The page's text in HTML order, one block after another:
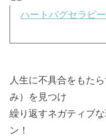
ハートバグセラピ
人生に不具合をもた
み）を見つけ
繰り返すネガティブ
ン！